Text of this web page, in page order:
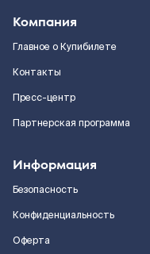
Компания
Главное о Купибилете
Контакты
Пресс-центр
Партнерская программа
Информация
Безопасность
Конфиденциальность
Оферта